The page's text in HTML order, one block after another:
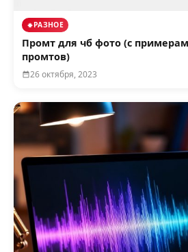
РАЗНОЕ
Промт для чб фото (с
промтов)
26 октября, 2023